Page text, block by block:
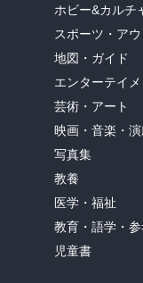
ホビー&カルチ
スポーツ・ア
地図・ガイド
エンターテイメ
芸術・アート
映画・音楽・演
写真集
教養
医学・福祉
教育・語学・
児童書